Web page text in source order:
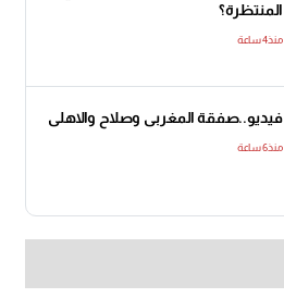
المنتظرة؟
منذ4 ساعة
فيديو..صفقة المغربى وصلاح والاهلى
منذ6 ساعة